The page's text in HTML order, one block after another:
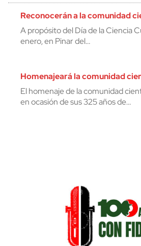
Reconocerán a la comunidad
A propósito del Día de la Ciencia
enero, en Pinar del…
Homenajeará la comunidad
El homenaje de la comunidad
en ocasión de sus 325 años de…